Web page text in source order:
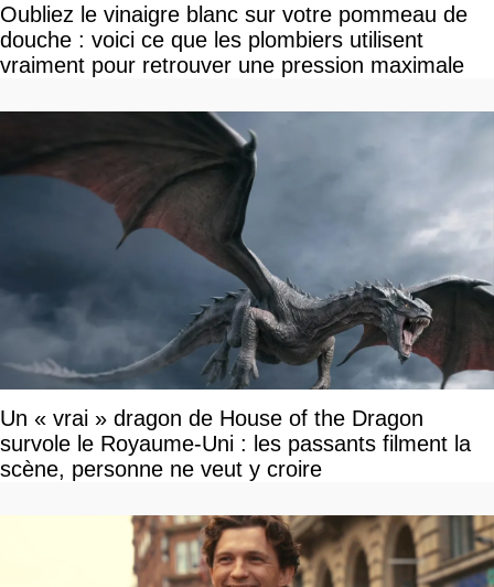
Oubliez le vinaigre blanc sur votre pommeau de
douche : voici ce que les plombiers utilisent
vraiment pour retrouver une pression maximale
Un « vrai » dragon de House of the Dragon
survole le Royaume-Uni : les passants filment la
scène, personne ne veut y croire